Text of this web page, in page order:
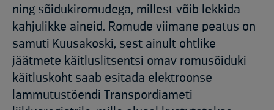
ning sõidukiromudega, millest võib lekkida
kahjulikke aineid. Romude viimane peatus on
samuti Kuusakoski, sest ainult ohtlike
jäätmete käitluslitsentsi omav romusõiduki
käitluskoht saab esitada elektroonse
lammutustõendi Transpordiameti